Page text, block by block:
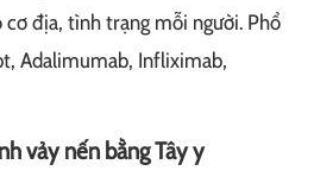
địa, tình trạng mỗi người. Phổ
Adalimumab, Infliximab,
vảy nến bằng Tây y